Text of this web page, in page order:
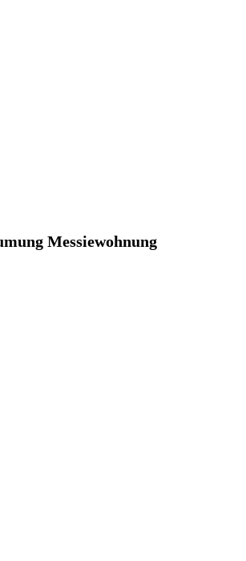
Messiewohnung